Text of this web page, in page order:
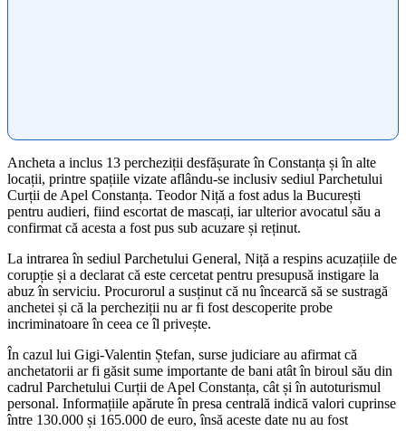
Ancheta a inclus 13 percheziții desfășurate în Constanța și în alte
locații, printre spațiile vizate aflându-se inclusiv sediul Parchetului
Curții de Apel Constanța. Teodor Niță a fost adus la București
pentru audieri, fiind escortat de mascați, iar ulterior avocatul său a
confirmat că acesta a fost pus sub acuzare și reținut.
La intrarea în sediul Parchetului General, Niță a respins acuzațiile de
corupție și a declarat că este cercetat pentru presupusă instigare la
abuz în serviciu. Procurorul a susținut că nu încearcă să se sustragă
anchetei și că la percheziții nu ar fi fost descoperite probe
incriminatoare în ceea ce îl privește.
În cazul lui Gigi-Valentin Ștefan, surse judiciare au afirmat că
anchetatorii ar fi găsit sume importante de bani atât în biroul său din
cadrul Parchetului Curții de Apel Constanța, cât și în autoturismul
personal. Informațiile apărute în presa centrală indică valori cuprinse
între 130.000 și 165.000 de euro, însă aceste date nu au fost